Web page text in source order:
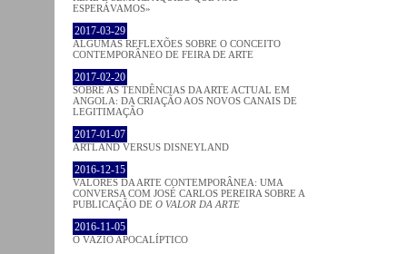
ESPERÁVAMOS»
2017-03-29
ALGUMAS REFLEXÕES SOBRE O CONCEITO
CONTEMPORÂNEO DE FEIRA DE ARTE
2017-02-20
SOBRE AS TENDÊNCIAS DA ARTE ACTUAL EM
ANGOLA: DA CRIAÇÃO AOS NOVOS CANAIS DE
LEGITIMAÇÃO
2017-01-07
ARTLAND VERSUS DISNEYLAND
2016-12-15
VALORES DA ARTE CONTEMPORÂNEA: UMA
CONVERSA COM JOSÉ CARLOS PEREIRA SOBRE A
PUBLICAÇÃO DE O VALOR DA ARTE
2016-11-05
O VAZIO APOCALÍPTICO